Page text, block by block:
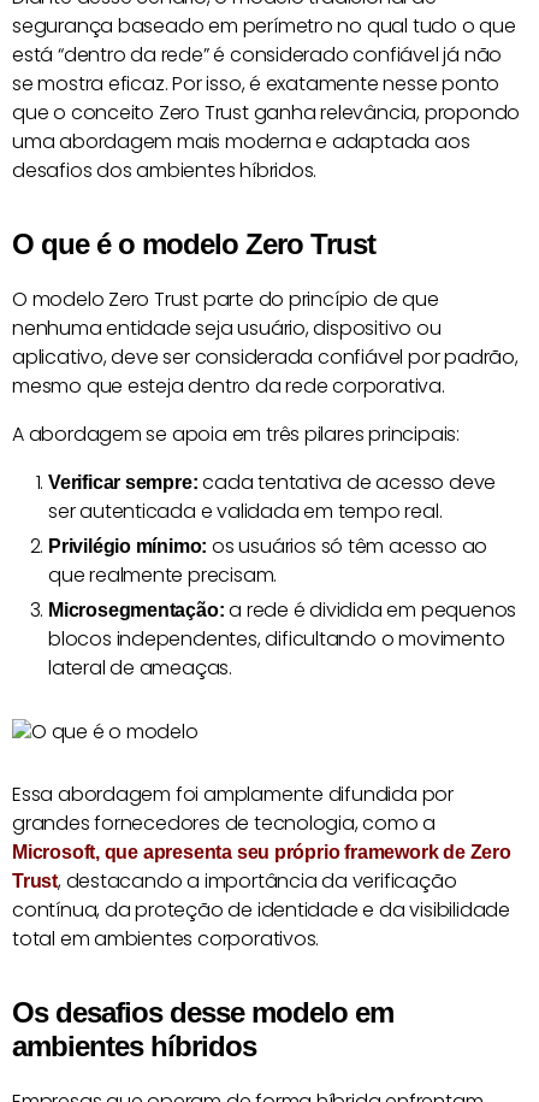
segurança baseado em perímetro no qual tudo o que
está “dentro da rede” é considerado confiável já não
se mostra eficaz. Por isso, é exatamente nesse ponto
que o conceito Zero Trust ganha relevância, propondo
uma abordagem mais moderna e adaptada aos
desafios dos ambientes híbridos.
O que é o modelo Zero Trust
O modelo Zero Trust parte do princípio de que
nenhuma entidade seja usuário, dispositivo ou
aplicativo, deve ser considerada confiável por padrão,
mesmo que esteja dentro da rede corporativa.
A abordagem se apoia em três pilares principais:
Verificar sempre: cada tentativa de acesso deve
ser autenticada e validada em tempo real.
Privilégio mínimo: os usuários só têm acesso ao
que realmente precisam.
Microsegmentação: a rede é dividida em pequenos
blocos independentes, dificultando o movimento
lateral de ameaças.
Essa abordagem foi amplamente difundida por
grandes fornecedores de tecnologia, como a
Microsoft, que apresenta seu próprio framework de Zero
Trust, destacando a importância da verificação
contínua, da proteção de identidade e da visibilidade
total em ambientes corporativos.
Os desafios desse modelo em
ambientes híbridos